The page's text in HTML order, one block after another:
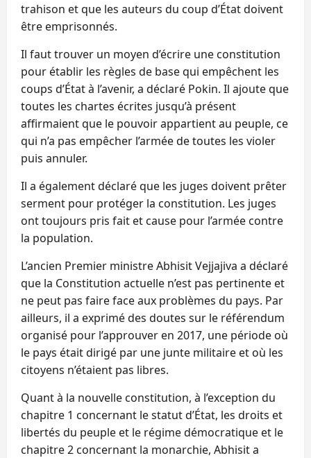
trahison et que les auteurs du coup d’État doivent
être emprisonnés.
Il faut trouver un moyen d’écrire une constitution
pour établir les règles de base qui empêchent les
coups d’État à l’avenir, a déclaré Pokin. Il ajoute que
toutes les chartes écrites jusqu’à présent
affirmaient que le pouvoir appartient au peuple, ce
qui n’a pas empêcher l’armée de toutes les violer
puis annuler.
Il a également déclaré que les juges doivent prêter
serment pour protéger la constitution. Les juges
ont toujours pris fait et cause pour l’armée contre
la population.
L’ancien Premier ministre Abhisit Vejjajiva a déclaré
que la Constitution actuelle n’est pas pertinente et
ne peut pas faire face aux problèmes du pays. Par
ailleurs, il a exprimé des doutes sur le référendum
organisé pour l’approuver en 2017, une période où
le pays était dirigé par une junte militaire et où les
citoyens n’étaient pas libres.
Quant à la nouvelle constitution, à l’exception du
chapitre 1 concernant le statut d’État, les droits et
libertés du peuple et le régime démocratique et le
chapitre 2 concernant la monarchie, Abhisit a